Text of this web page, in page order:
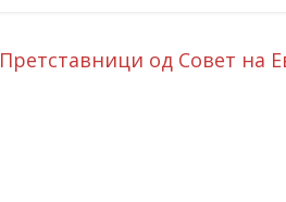
Претставници од Совет на